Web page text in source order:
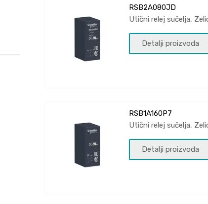
RSB2A080JD
Utični relej sučelja,
Detalji proizvoda
RSB1A160P7
Utični relej sučelja,
Detalji proizvoda